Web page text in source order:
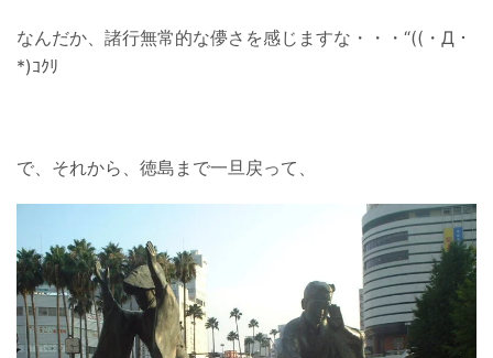
なんだか、諸行無常的な儚さを感じますな・・・“((・Д・
*)ｺｸﾘ
で、それから、徳島まで一旦戻って、